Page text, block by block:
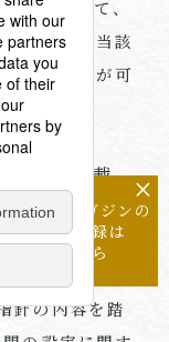
続きを経て、
場合には当該
することが可
件の記載
ではDCF法
件について開
針の内容を踏
×
メールマガジンの
配信登録は
こちら